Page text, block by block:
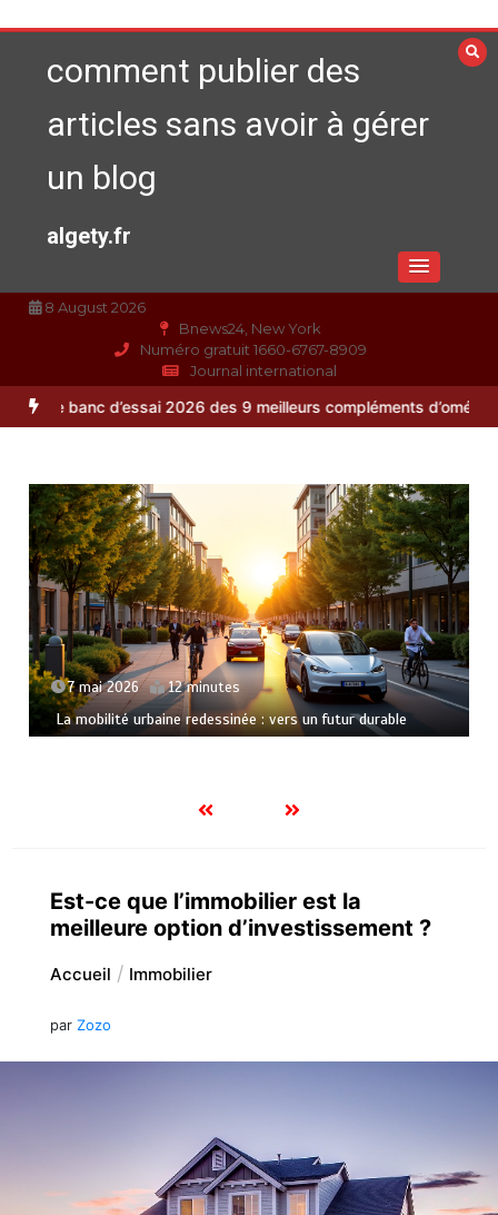
au
contenucomment publier des
articles sans avoir à gérer
un blog
algety.fr
8 August 2026
Bnews24, New York
Numéro gratuit 1660-6767-8909
Journal international
2026 des 9 meilleurs compléments d’oméga 3 Alimentation
un futur durable 1 mai 2026 10 minutes
Immobilier et taux d’intérêt : anticiper
Est-ce que l’immobilier est la
meilleure option d’investissement ?
Accueil Immobilier
par Zozo